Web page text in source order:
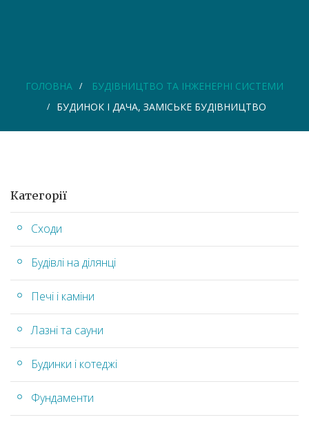
ГОЛОВНА
БУДІВНИЦТВО ТА ІНЖЕНЕРНІ СИСТЕМИ
БУДИНОК І ДАЧА, ЗАМІСЬКЕ БУДІВНИЦТВО
Категорії
Сходи
Будівлі на ділянці
Печі і каміни
Лазні та сауни
Будинки і котеджі
Фундаменти